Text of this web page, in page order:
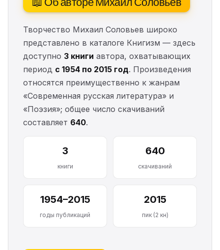
Творчество Михаил Соловьев широко
представлено в каталоге Книгизм — здесь
доступно 3 книги автора, охватывающих
период с 1954 по 2015 год. Произведения
относятся преимущественно к жанрам
«Современная русская литература» и
«Поэзия»; общее число скачиваний
составляет 640.
3
книги
640
скачиваний
1954–2015
годы публикаций
2015
пик (2 кн)